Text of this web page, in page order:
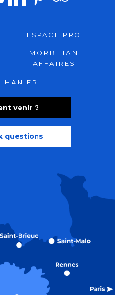
venir ?
questions
ESPACE PRO
MORBIHAN
AFFAIRES